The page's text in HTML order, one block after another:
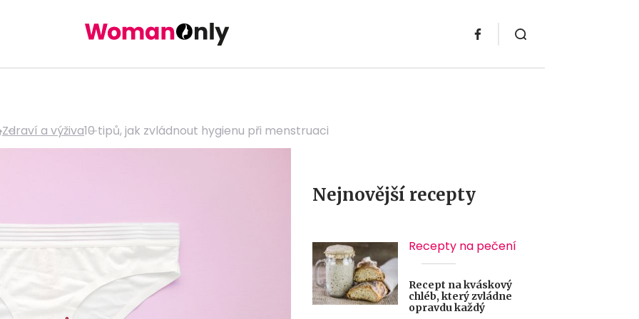
Zdraví a výživa10 tipů, jak zvládnout hygienu při menstruaci
Nejnovější recepty
Recepty na pečení
Recept na kváskový
chléb, který zvládne
opravdu každý